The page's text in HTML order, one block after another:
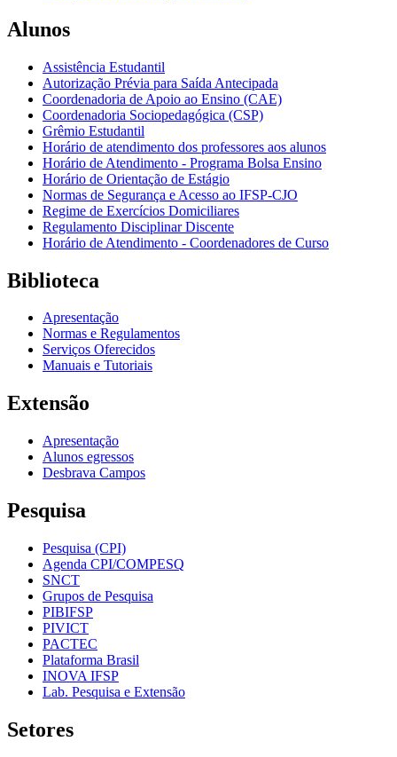
Alunos
Assistência Estudantil
Autorização Prévia para Saída Antecipada
Coordenadoria de Apoio ao Ensino (CAE)
Coordenadoria Sociopedagógica (CSP)
Grêmio Estudantil
Horário de atendimento dos professores aos alunos
Horário de Atendimento - Programa Bolsa Ensino
Horário de Orientação de Estágio
Normas de Segurança e Acesso ao IFSP-CJO
Regime de Exercícios Domiciliares
Regulamento Disciplinar Discente
Horário de Atendimento - Coordenadores de Curso
Biblioteca
Apresentação
Normas e Regulamentos
Serviços Oferecidos
Manuais e Tutoriais
Extensão
Apresentação
Alunos egressos
Desbrava Campos
Pesquisa
Pesquisa (CPI)
Agenda CPI/COMPESQ
SNCT
Grupos de Pesquisa
PIBIFSP
PIVICT
PACTEC
Plataforma Brasil
INOVA IFSP
Lab. Pesquisa e Extensão
Setores